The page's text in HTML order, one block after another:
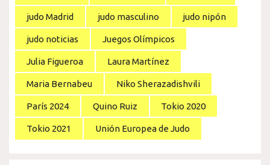
judo Madrid judo masculino judo nipón
judo noticias Juegos Olímpicos
Julia Figueroa Laura Martínez
Maria Bernabeu Niko Sherazadishvili
París 2024 Quino Ruiz Tokio 2020
Tokio 2021 Unión Europea de Judo